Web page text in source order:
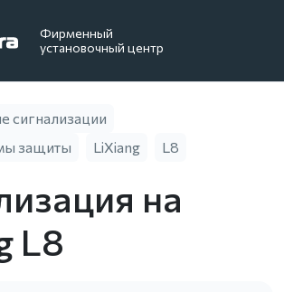
Фирменный
установочный центр
сигнализации
защиты
LiXiang L8
на
L8